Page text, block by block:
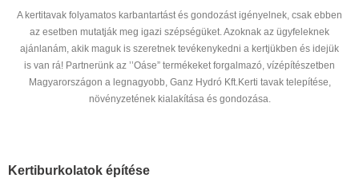
A kertitavak folyamatos karbantartást és gondozást igényelnek, csak ebben
az esetben mutatják meg igazi szépségüket. Azoknak az ügyfeleknek
ajánlanám, akik maguk is szeretnek tevékenykedni a kertjükben és idejük
is van rá! Partnerünk az ’’Oáse” termékeket forgalmazó, vízépítészetben
Magyarországon a legnagyobb, Ganz Hydró Kft.Kerti tavak telepítése,
növényzetének kialakítása és gondozása.
Kertiburkolatok építése